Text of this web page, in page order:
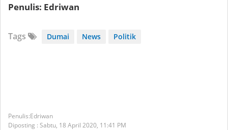
Penulis: Edriwan
Tags Dumai News Politik
Edriwan
Diposting : Sabtu, 18 April 2020, 11:41 PM